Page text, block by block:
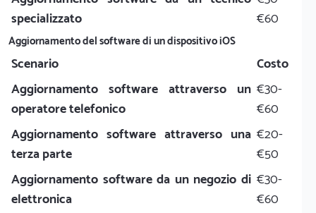
specializzato
€60
Aggiornamento del software di un dispositivo iOS
Scenario
Costo
Aggiornamento software attraverso un
operatore telefonico
€30-
€60
Aggiornamento software attraverso una
terza parte
€20-
€50
Aggiornamento software da un negozio di
elettronica
€30-
€60